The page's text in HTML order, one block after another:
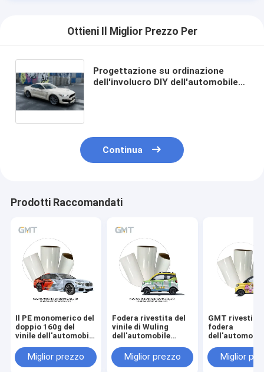
Ottieni Il Miglior Prezzo Per
Progettazione su ordinazione
dell'involucro DIY dell'automobile
Continua
Prodotti Raccomandati
Il PE monomerico del
doppio 160g del
vinile dell'automobile
vinile impermeabile
resistente UV del
Miglior prezzo
Fodera rivestita del
vinile di Wuling
dell'automobile
polimerico
automobilistico
Miglior prezzo
GMT rivestito
fodera
dell'involucro
monomerico
Miglior